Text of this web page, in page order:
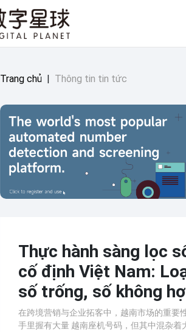
Trang chủ | Thông tin tin tức
Thực hành sàng lọc
cố định Việt Nam:
số trống, số không
在跨境营销与企业拓客中，越南市场的重要
手里握有大量 越南座机号码，但其中混杂着